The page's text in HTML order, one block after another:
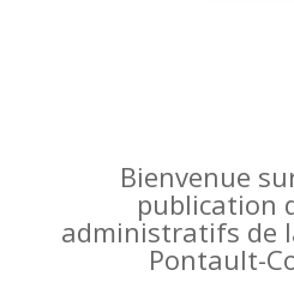
Bienvenue
publication
administratifs de
Pontault-